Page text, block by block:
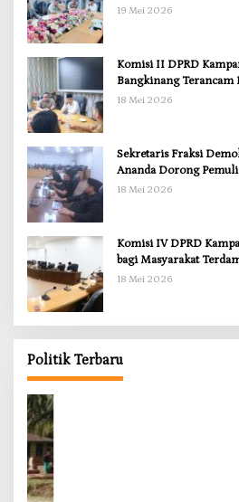
Kekosongan Obat
19 Mei 2026
Komisi II DPRD
Bangkinang Terancam
18 Mei 2026
Sekretaris Fraksi
Ananda Dorong
Kompensasi untuk
18 Mei 2026
Komisi IV DPRD
bagi Masyarakat
18 Mei 2026
Politik Terbaru